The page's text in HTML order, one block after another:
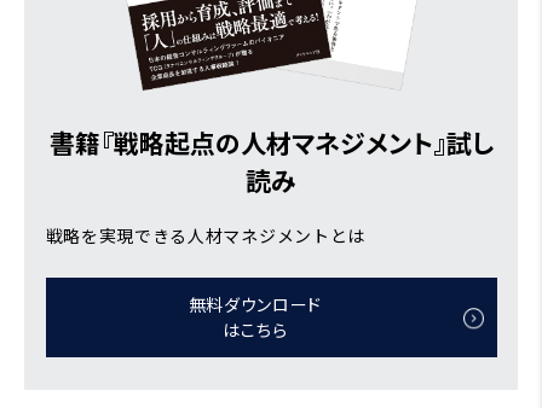
書籍『戦略起点の人材マネジメント』試し
読み
戦略を実現できる人材マネジメントとは
無料ダウンロード
はこちら